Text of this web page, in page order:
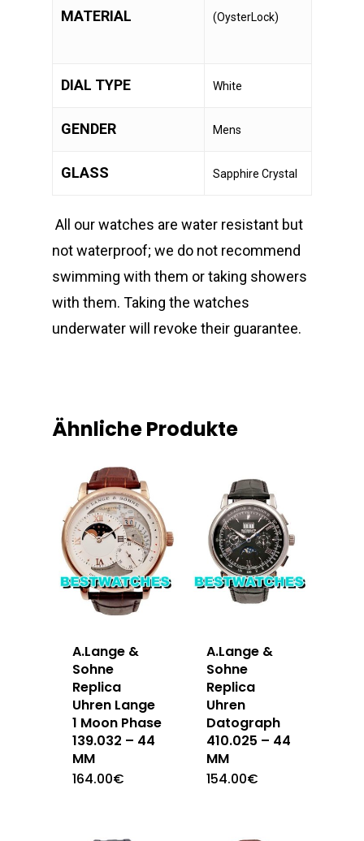
MATERIAL (OysterLock)
DIAL TYPE White
GENDER Mens
GLASS Sapphire Crystal
All our watches are water resistant but
not waterproof; we do not recommend
swimming with them or taking showers
with them. Taking the watches
underwater will revoke their guarantee.
Ähnliche Produkte
A.Lange &
Sohne
Replica
Uhren Lange
1 Moon Phase
139.032 – 44
MM
164.00€
A.Lange &
Sohne
Replica
Uhren
Datograph
410.025 – 44
MM
154.00€